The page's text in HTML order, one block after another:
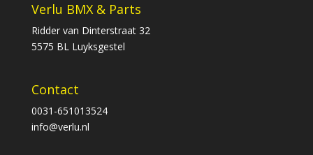
Verlu BMX & Parts
Ridder van Dinterstraat 32
5575 BL Luyksgestel
Contact
0031-651013524
info@verlu.nl